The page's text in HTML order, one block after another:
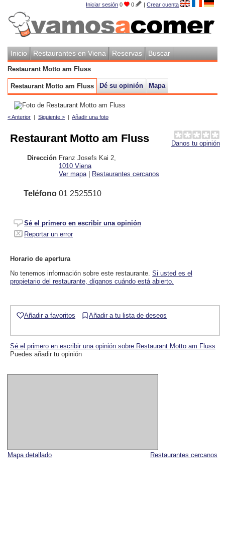
Iniciar sesión 0 0 | Crear cuenta
Inicio Restaurantes en Viena Reservas Buscar
Restaurant Motto am Fluss
Restaurant Motto am Fluss Dé su opinión Mapa
< Anterior | Siguiente > | Añadir una foto
Restaurantes cercanos
Mapa detallado
Danos tu opinión
Restaurant Motto am Fluss
Dirección Franz Josefs Kai 2
1010 Viena
Ver mapa | Restaurantes cercanos
Teléfono 01 2525510
Sé el primero en escribir una opinión
Reportar un error
Horario de apertura
No tenemos información sobre este restaurante. Si usted es el
propietario del restaurante, díganos cuándo está abierto.
Añadir a favoritos Añadir a tu lista de deseos
Sé el primero en escribir una opinión sobre Restaurant Motto am Fluss
Puedes añadir tu opinión